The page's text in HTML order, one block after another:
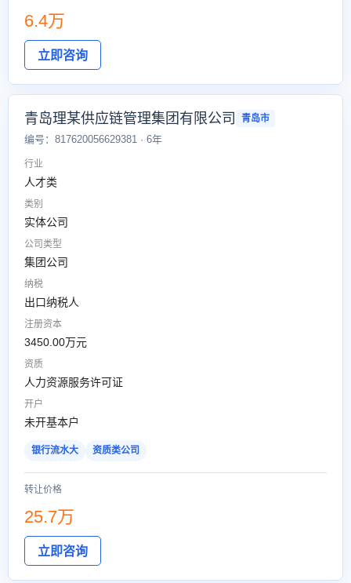
6.4万
立即咨询
青岛理某供应链管理集团有限公司 青岛市
编号：817620056629381 · 6年
行业
人才类
类别
实体公司
公司类型
集团公司
纳税
出口纳税人
注册资本
3450.00万元
资质
人力资源服务许可证
开户
未开基本户
银行流水大 资质类公司
转让价格
25.7万
立即咨询